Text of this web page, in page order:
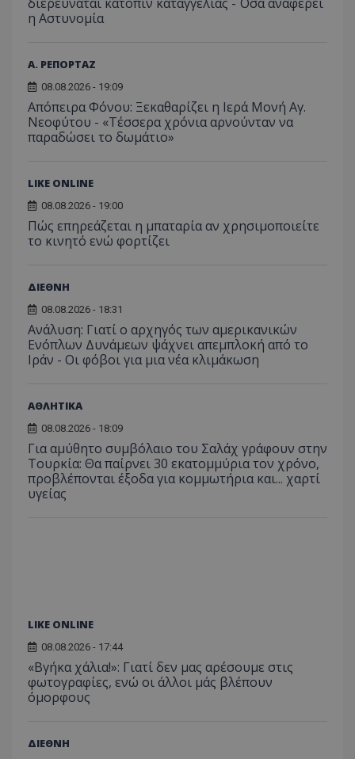
η Αστυνομία
Α. ΡΕΠΟΡΤΑΖ
08.08.2026 - 19:09
Απόπειρα Φόνου: Ξεκαθαρίζει η Ιερά Μονή Αγ.
Νεοφύτου - «Τέσσερα χρόνια αρνούνταν να
παραδώσει το δωμάτιο»
LIKE ONLINE
08.08.2026 - 19:00
Πώς επηρεάζεται η μπαταρία αν χρησιμοποιείτε
το κινητό ενώ φορτίζει
ΔΙΕΘΝΗ
08.08.2026 - 18:31
Ανάλυση: Γιατί ο αρχηγός των αμερικανικών
Ενόπλων Δυνάμεων ψάχνει απεμπλοκή από το
Ιράν - Οι φόβοι για μια νέα κλιμάκωση
ΑΘΛΗΤΙΚΑ
08.08.2026 - 18:09
Για αμύθητο συμβόλαιο του Σαλάχ γράφουν στην
Τουρκία: Θα παίρνει 30 εκατομμύρια τον χρόνο,
προβλέπονται έξοδα για κομμωτήρια και... χαρτί
υγείας
LIKE ONLINE
08.08.2026 - 17:44
«Βγήκα χάλια!»: Γιατί δεν μας αρέσουμε στις
φωτογραφίες, ενώ οι άλλοι μάς βλέπουν
όμορφους
ΔΙΕΘΝΗ